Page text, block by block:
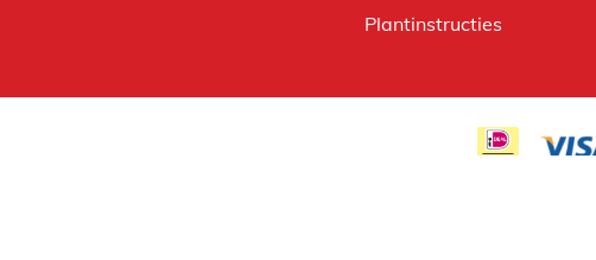
Plantinstructies